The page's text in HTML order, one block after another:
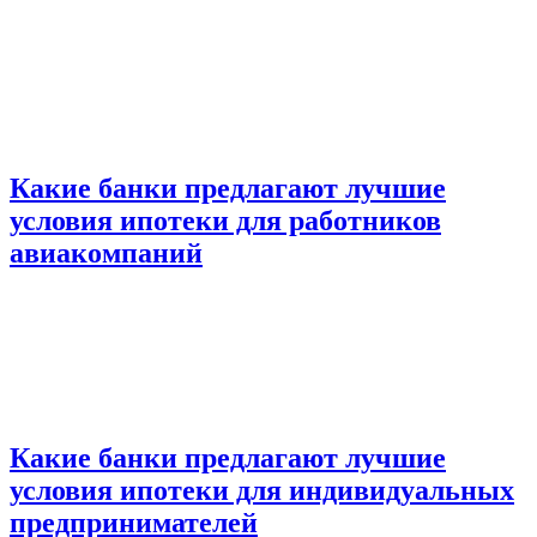
Какие банки предлагают лучшие
условия ипотеки для работников
авиакомпаний
Какие банки предлагают лучшие
условия ипотеки для индивидуальных
предпринимателей